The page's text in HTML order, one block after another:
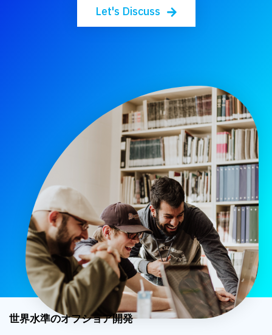
Let's Discuss
世界水準のオフショア開発